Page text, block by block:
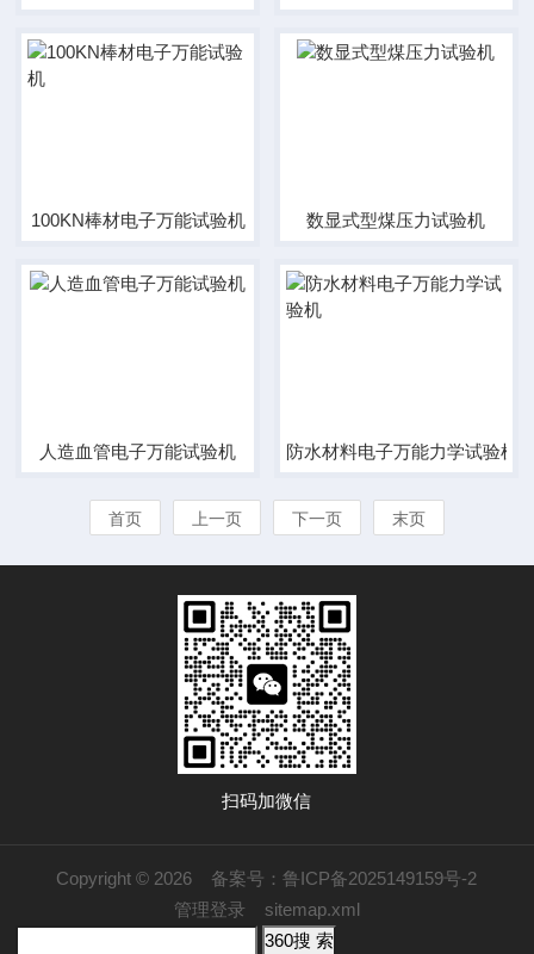
100KN棒材电子万能试验机 数显式型煤压力试验机
人造血管电子万能试验机 防水材料电子万能力学试验机
首页 上一页 下一页 末页
扫码加微信
Copyright © 2026 备案号：鲁ICP备2025149159号-2
管理登录
sitemap.xml